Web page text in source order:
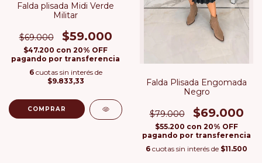
Falda plisada Midi Verde
Militar
$69.000 $59.000
$47.200 con 20% OFF
pagando por transferencia
6 cuotas sin interés de
$9.833,33
COMPRAR
Falda Plisada Engomada
Negro
$79.000 $69.000
$55.200 con 20% OFF
pagando por transferencia
6 cuotas sin interés de $11.500